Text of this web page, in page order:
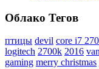
Облако Тегов
птицы devil core i7
logitech 2700k 2016
gaming merry christmas